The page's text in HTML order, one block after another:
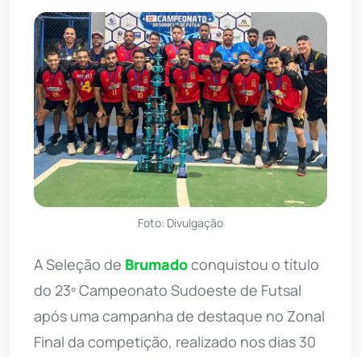
Foto: Divulgação
A Seleção de Brumadoconquistou o título
do 23º Campeonato Sudoeste de Futsal
após uma campanha de destaque no Zonal
Final da competição, realizado nos dias 30